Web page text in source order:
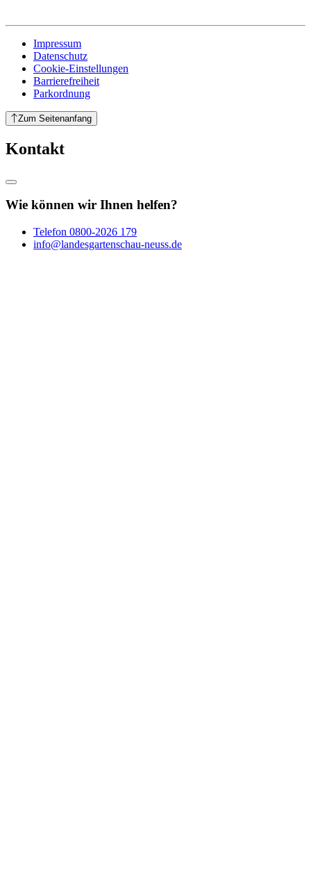
Impressum
Datenschutz
Cookie-Einstellungen
Barrierefreiheit
Parkordnung
Zum Seitenanfang
Kontakt
Wie können wir Ihnen helfen?
Telefon 0800-2026 179
info@landesgartenschau-neuss.de